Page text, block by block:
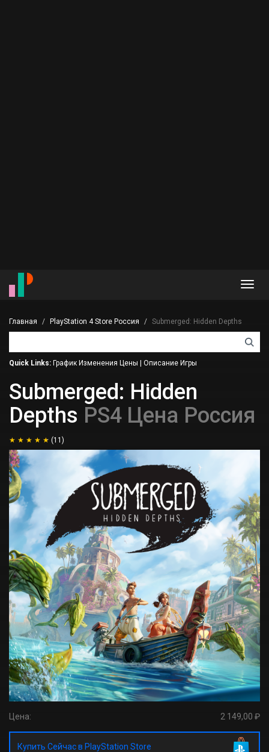
Главная PlayStation 4 Store Россия Submerged: Hidden Depths
Quick Links: График Изменения Цены Описание Игры
Submerged: Hidden
Depths PS4 Цена Россия
(11)
Цена: 2 149,00 ₽
Купить Сейчас в PlayStation Store